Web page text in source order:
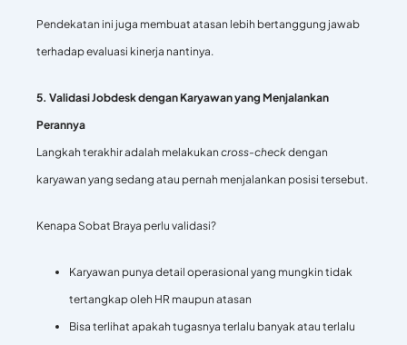
Pendekatan ini juga membuat atasan lebih bertanggung jawab
terhadap evaluasi kinerja nantinya.
5. Validasi Jobdesk dengan Karyawan yang Menjalankan
Perannya
Langkah terakhir adalah melakukan cross-checkdengan
karyawan yang sedang atau pernah menjalankan posisi tersebut.
Kenapa Sobat Braya perlu validasi?
Karyawan punya detail operasional yang mungkin tidak
tertangkap oleh HR maupun atasan
Bisa terlihat apakah tugasnya terlalu banyak atau terlalu